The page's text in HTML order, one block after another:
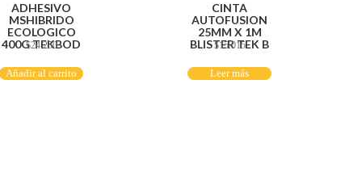
ADHESIVO
MSHIBRIDO
ECOLOGICO
400G TEKBOD
$24.250
Añadir al carrito
CINTA
AUTOFUSION
25MM X 1M
BLISTER TEK B
$15.015
Leer más